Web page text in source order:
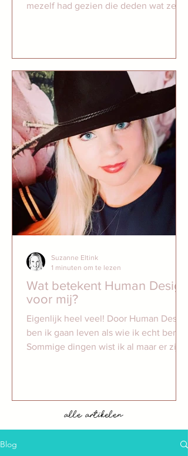
mezelf had gezien die deden wat ze
Wat betekent Human Design
voor mij?
Eigenlijk heel veel! Door Human Design
ben ik gaan leven als wie ik echt ben.
Sommige dingen wist ik al maar er zijn
Suzanne Eltink
1 minuten om te lezen
alle artikelen
Blog